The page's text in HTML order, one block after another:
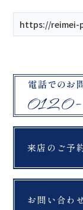
https://reimei-
来店のご予
お問い合わ